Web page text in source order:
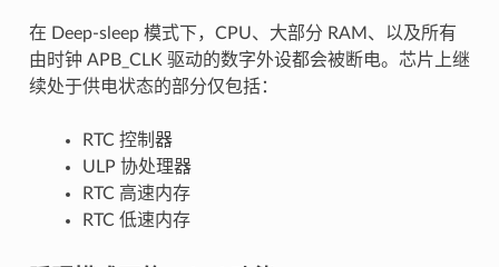
在 Deep-sleep 模式下，CPU、大部分 RAM、以及所有
由时钟 APB_CLK 驱动的数字外设都会被断电。芯片上继
续处于供电状态的部分仅包括：
RTC 控制器
ULP 协处理器
RTC 高速内存
RTC 低速内存